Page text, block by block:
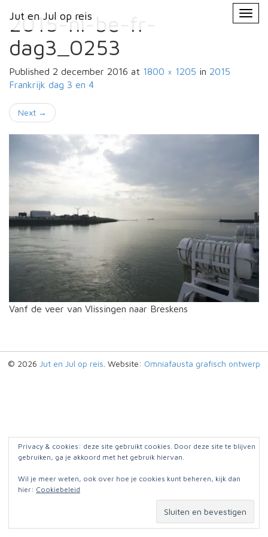
Jut en Jul op reis
Primary
Menu
Jut en Jul op reis
2015-nl-be-fr-
dag3_0253
Published 2 december 2016 at 1800 × 1205 in 2015
Frankrijk dag 3 en 4
Next →
Vanf de veer van Vlissingen naar Breskens
© 2026 Jut en Jul op reis . Website: Omniafausta grafisch ontwerp
Privacy & cookies: deze site gebruikt cookies. Door deze site te blijven
gebruiken, ga je akkoord met het gebruik hiervan.
Wil je meer weten, ook over hoe je cookies kunt beheren, kijk dan
hier: Cookiebeleid